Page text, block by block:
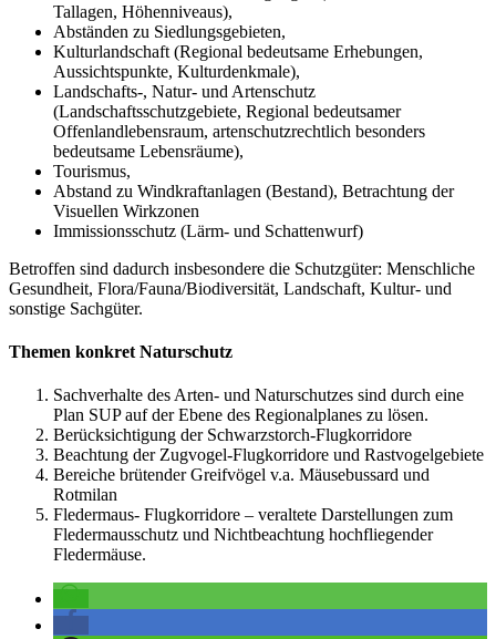
Tallagen, Höhenniveaus),
Abständen zu Siedlungsgebieten,
Kulturlandschaft (Regional bedeutsame Erhebungen,
Aussichtspunkte, Kulturdenkmale),
Landschafts-, Natur- und Artenschutz
(Landschaftsschutzgebiete, Regional bedeutsamer
Offenlandlebensraum, artenschutzrechtlich besonders
bedeutsame Lebensräume),
Tourismus,
Abstand zu Windkraftanlagen (Bestand), Betrachtung der
Visuellen Wirkzonen
Immissionsschutz (Lärm- und Schattenwurf)
Betroffen sind dadurch insbesondere die Schutzgüter: Menschliche
Gesundheit, Flora/Fauna/Biodiversität, Landschaft, Kultur- und
sonstige Sachgüter.
Themen konkret Naturschutz
Sachverhalte des Arten- und Naturschutzes sind durch eine
Plan SUP auf der Ebene des Regionalplanes zu lösen.
Berücksichtigung der Schwarzstorch-Flugkorridore
Beachtung der Zugvogel-Flugkorridore und Rastvogelgebiete
Bereiche brütender Greifvögel v.a. Mäusebussard und
Rotmilan
Fledermaus- Flugkorridore – veraltete Darstellungen zum
Fledermausschutz und Nichtbeachtung hochfliegender
Fledermäuse.